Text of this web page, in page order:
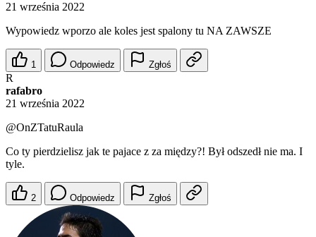
21 września 2022
Wypowiedz wporzo ale koles jest spalony tu NA ZAWSZE
1 Odpowiedz Zgłoś
R
rafabro
21 września 2022
@OnZTatuRaula
Co ty pierdzielisz jak te pajace z za między?! Był odszedł nie ma. I
tyle.
2 Odpowiedz Zgłoś